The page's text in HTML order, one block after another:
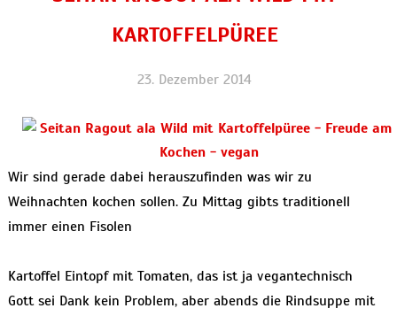
KARTOFFELPÜREE
23. Dezember 2014
Wir sind gerade dabei herauszufinden was wir zu
Weihnachten kochen sollen. Zu Mittag gibts traditionell
immer einen Fisolen
Kartoffel Eintopf mit Tomaten, das ist ja vegantechnisch
Gott sei Dank kein Problem, aber abends die Rindsuppe mit